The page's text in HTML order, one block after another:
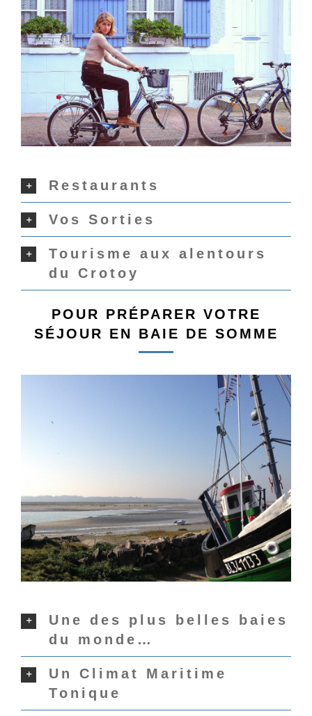
Restaurants
Vos Sorties
Tourisme aux alentours
du Crotoy
POUR PRÉPARER VOTRE
SÉJOUR EN BAIE DE SOMME
Une des plus belles baies
du monde…
Un Climat Maritime
Tonique